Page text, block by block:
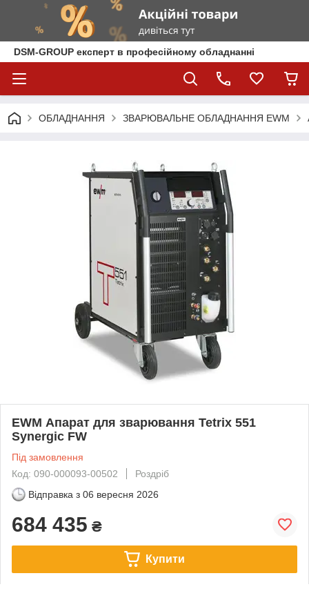
DSM-GROUP експерт в професійному обладнанні
ОБЛАДНАННЯ ЗВАРЮВАЛЬНЕ ОБЛАДНАННЯ EWM
EWM Апарат для зварювання Tetrix 551
Synergic FW
Під замовлення
Код: 090-000093-00502
Роздріб
Відправка з 06 вересня 2026
684 435 ₴
Купити